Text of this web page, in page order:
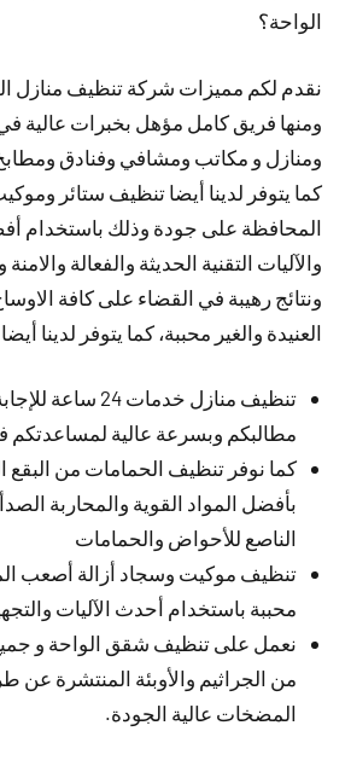
الواحة؟
نقدم لكم مميزات شركة تنظيف منازل
ومنها فريق كامل مؤهل بخبرات عالية
ومنازل و مكاتب ومشافي وفنادق
كما يتوفر لدينا أيضا تنظيف ستائر
المحافظة على جودة وذلك باستخدام
والآليات التقنية الحديثة والفعالة
ونتائج رهيبة في القضاء على كافة
العنيدة والغير محببة، كما يتوفر لدينا
تنظيف منازل خدمات 24
مطالبكم وبسرعة عالية لمساعدتكم
كما نوفر تنظيف الحمامات من البقع
بأفضل المواد القوية والمحاربة
الناصع للأحواض والحمامات
تنظيف موكيت وسجاد أزالة أصعب
محببة باستخدام أحدث الآليات
نعمل على تنظيف شقق الواحة و جميع
من الجراثيم والأوبئة المنتشرة
المضخات عالية الجودة.